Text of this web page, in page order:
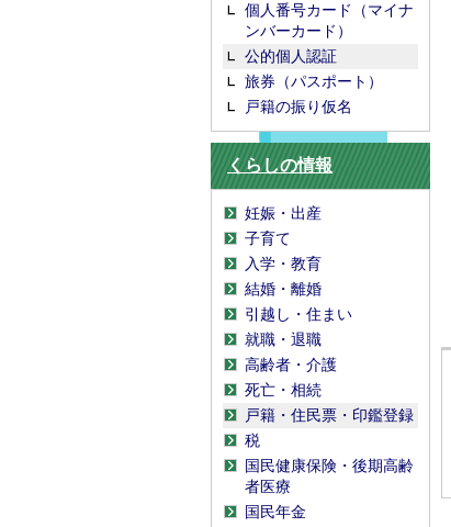
個人番号カード（マイナ
ンバーカード）
公的個人認証
旅券（パスポート）
戸籍の振り仮名
くらしの情報
妊娠・出産
子育て
入学・教育
結婚・離婚
引越し・住まい
就職・退職
高齢者・介護
死亡・相続
戸籍・住民票・印鑑登録
税
国民健康保険・後期高齢
者医療
国民年金